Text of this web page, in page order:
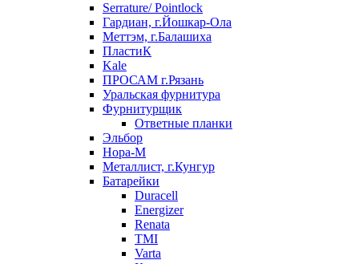
Serrature/ Pointlock
Гардиан, г.Йошкар-Ола
Меттэм, г.Балашиха
ПластиК
Kale
ПРОСАМ г.Рязань
Уральская фурнитура
Фурнитурщик
Ответные планки
Эльбор
Нора-М
Металлист, г.Кунгур
Батарейки
Duracell
Energizer
Renata
TMI
Varta